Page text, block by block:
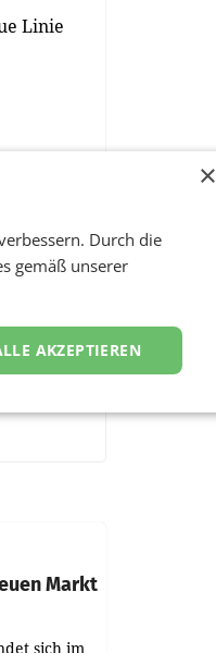
Linie
Markt
sich im
×
Durch die
gemäß unserer
AKZEPTIEREN